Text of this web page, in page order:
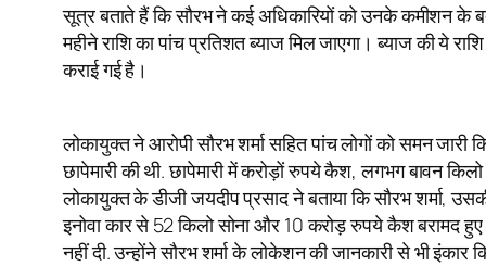
सूत्र बताते हैं कि सौरभ ने कई अधिकारियों को उनके कमीशन के
महीने राशि का पांच प्रतिशत ब्याज मिल जाएगा। ब्याज की ये
कराई गई है।
लोकायुक्त ने आरोपी सौरभ शर्मा सहित पांच लोगों को समन
छापेमारी की थी. छापेमारी में करोड़ों रुपये कैश, लगभग बावन
लोकायुक्त के डीजी जयदीप प्रसाद ने बताया कि सौरभ शर्मा,
इनोवा कार से 52 किलो सोना और 10 करोड़ रुपये कैश बरामद हुए
नहीं दी. उन्होंने सौरभ शर्मा के लोकेशन की जानकारी से भी इंकार